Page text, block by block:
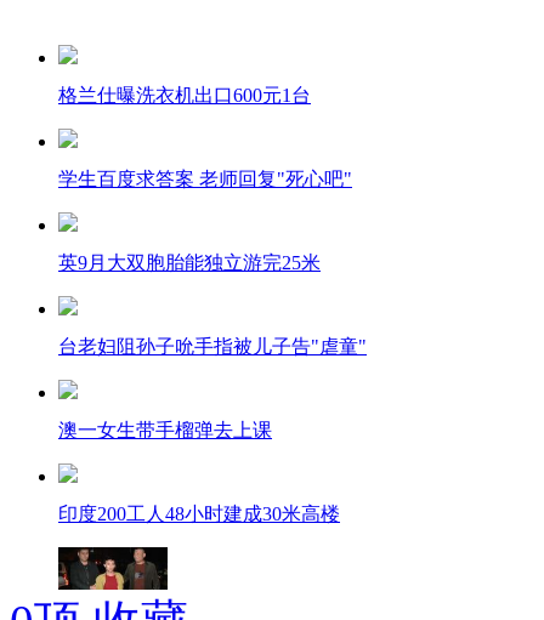
格兰仕曝洗衣机出口600元1台
学生百度求答案 老师回复"死心吧"
英9月大双胞胎能独立游完25米
台老妇阻孙子吮手指被儿子告"虐童"
澳一女生带手榴弹去上课
印度200工人48小时建成30米高楼